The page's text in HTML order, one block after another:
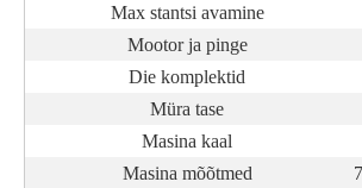
Max stantsi avamine
Mootor ja pinge
Die komplektid
Müra tase
Masina kaal
Masina mõõtmed